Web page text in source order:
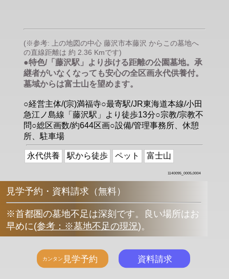
(※参考: 上の地図の中心 藤沢市本藤沢 からこの墓地へ
の直線距離は 約 2.36 Kmです)
●特色/「藤沢駅」より歩ける距離の公園墓地。承
継者がいなくなっても安心の全区画永代供養付。
墓域からは富士山を望めます。
○経営主体/(宗)満福寺○最寄駅/JR東海道本線/小田
急江ノ島線「藤沢駅」より徒歩13分○宗教/宗教不
問○総区画数/約644区画○設備/管理事務所、休憩
所、駐車場
永代供養 駅から徒歩 ペット 富士山
1140095_0005,0004
見学予約・資料請求（無料）
※首都圏の墓地不足は深刻です。良い場所はお
早めに(参考：※墓地不足の現況)。